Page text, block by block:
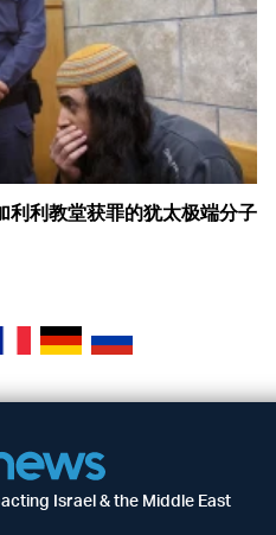
利利教堂获罪的犹太极端分子
Israel & the Middle East